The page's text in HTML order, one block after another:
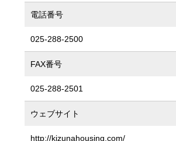
電話番号
025-288-2500
FAX番号
025-288-2501
ウェブサイト
http://kizunahousing.com/